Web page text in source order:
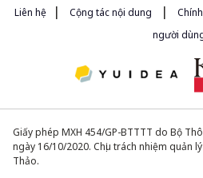
Liên hệ
| Cộng tác nội dung |
người
Giấy phép MXH 454/GP-BTTTT do Bộ
ngày 16/10/2020. Chịu trách nhiệm quản
Thảo.